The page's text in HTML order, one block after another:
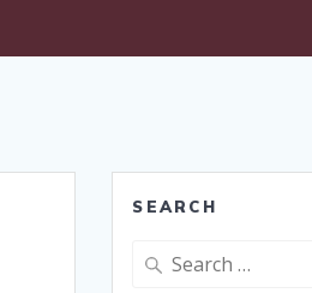
SEARCH
Search